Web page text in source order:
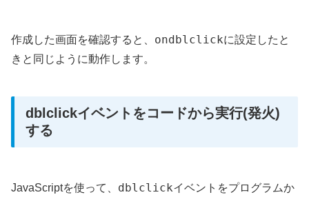
作成した画面を確認すると、 ondblclickに設定したと
きと同じように動作します。
dblclickイベントをコードから実行(発火)
する
JavaScriptを使って、 dblclickイベントをプログラムか